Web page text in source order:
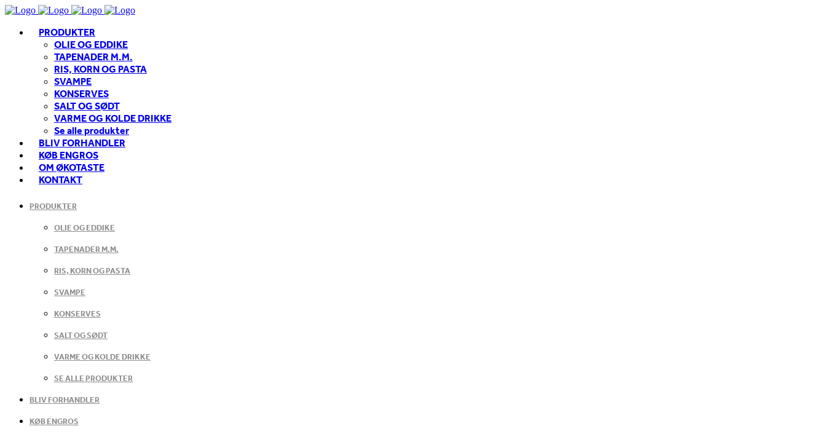
PRODUKTER
OLIE OG EDDIKE
TAPENADER M.M.
RIS, KORN OG PASTA
SVAMPE
KONSERVES
SALT OG SØDT
VARME OG KOLDE DRIKKE
Se alle produkter
BLIV FORHANDLER
KØB ENGROS
OM ØKOTASTE
KONTAKT
PRODUKTER
OLIE OG EDDIKE
TAPENADER M.M.
RIS, KORN OG PASTA
SVAMPE
KONSERVES
SALT OG SØDT
VARME OG KOLDE DRIKKE
SE ALLE PRODUKTER
BLIV FORHANDLER
KØB ENGROS